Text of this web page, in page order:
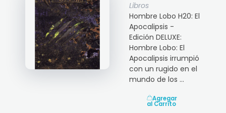
Libros
Hombre Lobo H20: El
Apocalipsis -
Edición DELUXE:
Hombre Lobo: El
Apocalipsis irrumpió
con un rugido en el
mundo de los ...
Agregar
al Carrito